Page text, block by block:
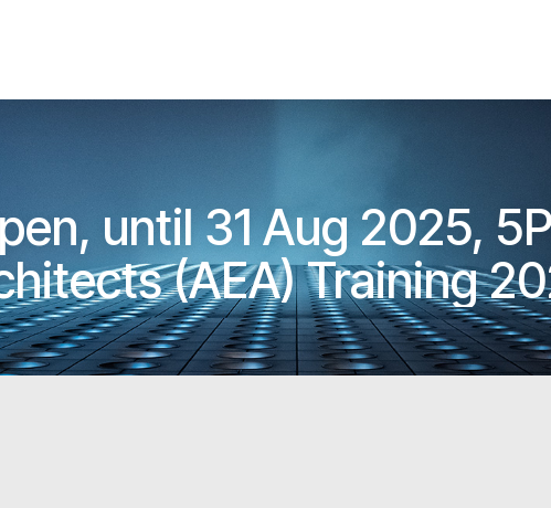
until 31 Aug 2025, 5PM!
(AEA) Training